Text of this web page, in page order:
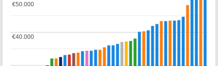
€40.000
€40.000
€50.000
€50.000